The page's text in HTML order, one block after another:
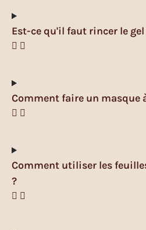
Est-ce qu'il faut rincer le gel
Comment faire un masque
Comment utiliser les
?